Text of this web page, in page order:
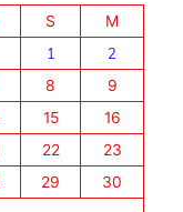
S
M
1
2
8
9
15
16
22
23
29
30